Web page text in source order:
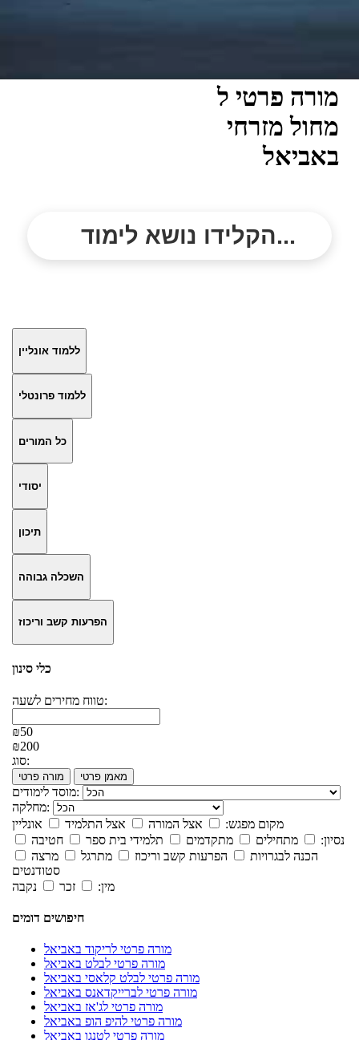
מורה פרטי ל
מחול מזרחי
באביאל
הקלידו נושא לימוד...
ללמוד אונליין
ללמוד פרונטלי
כל המורים
יסודי
תיכון
השכלה גבוהה
הפרעות קשב וריכוז
כלי סינון
טווח מחירים לשעה:
₪50
₪200
סוג:
מורה פרטי מאמן פרטי
מוסד לימודים:
מחלקה:
מקום מפגש:
אצל המורה אצל התלמיד
אונליין
נסיון:
מתחילים מתקדמים תלמידי בית ספר
חטיבה
הכנה לבגרויות
הפרעות קשב וריכוז מתרגל
מרצה
סטודנטים
מין:
זכר נקבה
חיפושים דומים
מורה פרטי לריקוד באביאל
מורה פרטי לבלט באביאל
מורה פרטי לבלט קלאסי באביאל
מורה פרטי לברייקדאנס באביאל
מורה פרטי לג'אז באביאל
מורה פרטי להיפ הופ באביאל
מורה פרטי לטנגו באביאל